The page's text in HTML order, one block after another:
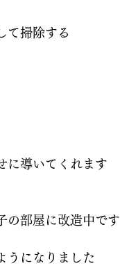
て掃除する
に導いてくれます
の部屋に改造中です
うになりました